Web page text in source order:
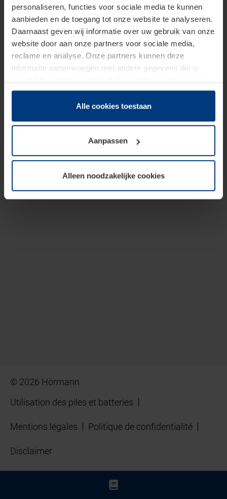
personaliseren, functies voor sociale media te kunnen
aanbieden en de toegang tot onze website te analyseren.
Daarnaast geven wij informatie over uw gebruik van onze
website door aan onze partners voor sociale media,
reclame en analyse. Onze partners kunnen deze
informatie samenvoegen met andere gegevens die u
hun diensten hebben verzameld.
Juridisch hebben wij het recht om cookies op uw
van deze pagina's absoluut vereist is. Voor alle andere
soorten cookies is uw toestemming benodigd. Uw
toestemming kunt u op elk moment bij de uitleg van de
wijzigen of herroepen.
Alle cookies toestaan
Aanpassen
Alleen noodzakelijke cookies
© 2026 Hörmann
Utilisation des piles et batteries
Mentions légales Politique de confidentialité
Disclaimer